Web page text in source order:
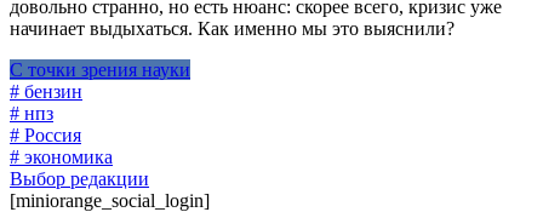
довольно странно, но есть нюанс: скорее всего, кризис уже
начинает выдыхаться. Как именно мы это выяснили?
С точки зрения науки
# бензин
# нпз
# Россия
# экономика
Выбор редакции
[miniorange_social_login]